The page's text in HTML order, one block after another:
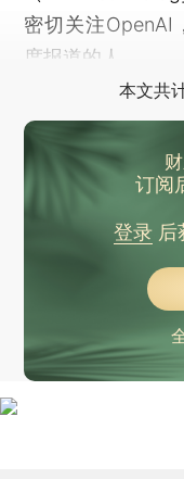
密切关注OpenAI
度报道的人。
本文共
订阅
登录后